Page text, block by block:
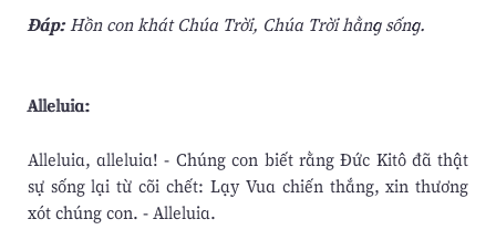
Ðáp:Hồn con khát Chúa Trời, Chúa Trời hằng sống.
Alleluia:
Alleluia, alleluia! - Chúng con biết rằng Ðức Kitô đã thật
sự sống lại từ cõi chết: Lạy Vua chiến thắng, xin thương
xót chúng con. - Alleluia.